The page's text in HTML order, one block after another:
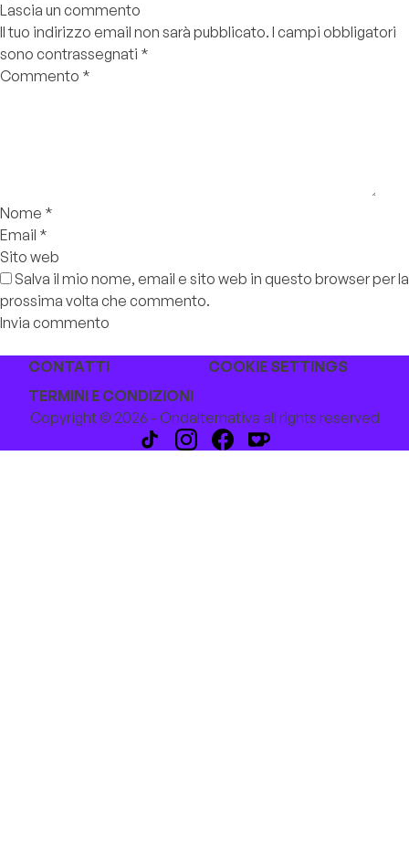
Lascia un commento
Il tuo indirizzo email non sarà pubblicato. I campi obbligatori
sono contrassegnati *
Commento *
Nome *
Email *
Sito web
Salva il mio nome, email e sito web in questo browser per la
prossima volta che commento.
CONTATTI
COOKIE SETTINGS
TERMINI E CONDIZIONI
Copyright © 2026 - Ondalternativa all rights reserved